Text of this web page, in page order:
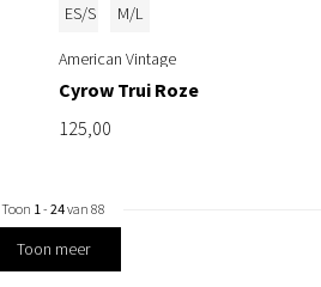
ES/S M/L
American Vintage
Cyrow Trui Roze
125,00
Toon 1 - 24van 88
Toon meer